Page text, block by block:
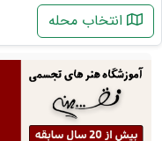
انتخاب محله